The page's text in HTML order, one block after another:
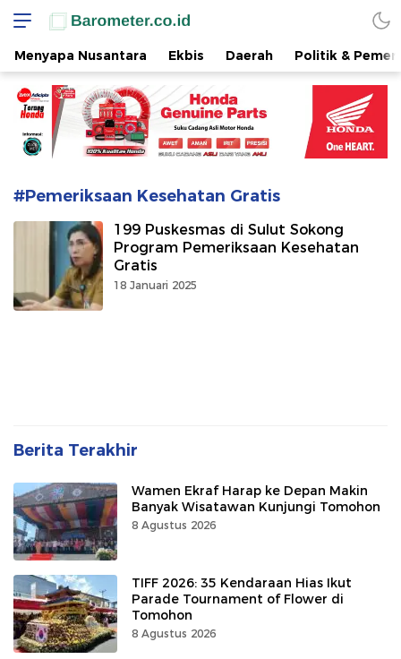
www.barometer.co.id
Berita Terkini di Sulawesi Utara
Menyapa Nusantara Ekbis Daerah Politik &
#Pemeriksaan Kesehatan Gratis
199 Puskesmas di Sulut Sokong
Program Pemeriksaan Kesehatan
Gratis
18 Januari 2025
Berita Terakhir
Wamen Ekraf Harap ke Depan Makin
Banyak Wisatawan Kunjungi Tomohon
8 Agustus 2026
TIFF 2026: 35 Kendaraan Hias Ikut
Parade Tournament of Flower di
Tomohon
8 Agustus 2026